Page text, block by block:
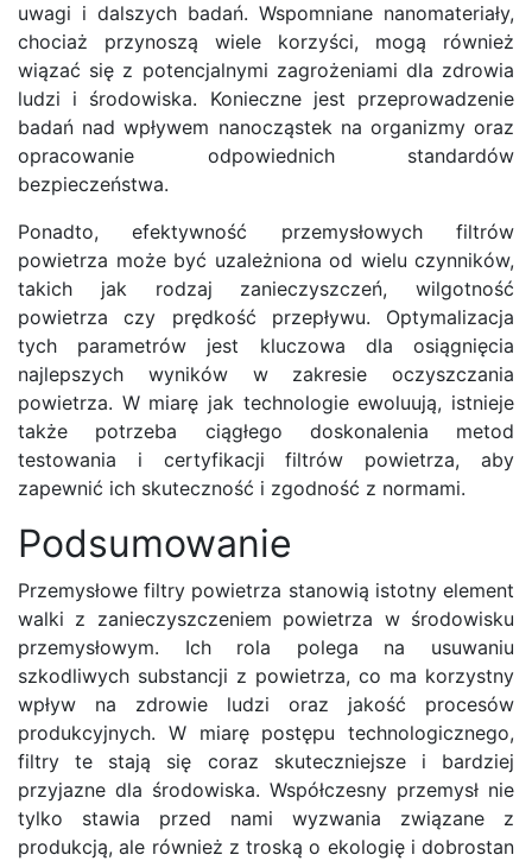
uwagi i dalszych badań. Wspomniane nanomateriały,
chociaż przynoszą wiele korzyści, mogą również
wiązać się z potencjalnymi zagrożeniami dla zdrowia
ludzi i środowiska. Konieczne jest przeprowadzenie
badań nad wpływem nanocząstek na organizmy oraz
opracowanie odpowiednich standardów
bezpieczeństwa.
Ponadto, efektywność przemysłowych filtrów
powietrza może być uzależniona od wielu czynników,
takich jak rodzaj zanieczyszczeń, wilgotność
powietrza czy prędkość przepływu. Optymalizacja
tych parametrów jest kluczowa dla osiągnięcia
najlepszych wyników w zakresie oczyszczania
powietrza. W miarę jak technologie ewoluują, istnieje
także potrzeba ciągłego doskonalenia metod
testowania i certyfikacji filtrów powietrza, aby
zapewnić ich skuteczność i zgodność z normami.
Podsumowanie
Przemysłowe filtry powietrza stanowią istotny element
walki z zanieczyszczeniem powietrza w środowisku
przemysłowym. Ich rola polega na usuwaniu
szkodliwych substancji z powietrza, co ma korzystny
wpływ na zdrowie ludzi oraz jakość procesów
produkcyjnych. W miarę postępu technologicznego,
filtry te stają się coraz skuteczniejsze i bardziej
przyjazne dla środowiska. Współczesny przemysł nie
tylko stawia przed nami wyzwania związane z
produkcją, ale również z troską o ekologię i dobrostan